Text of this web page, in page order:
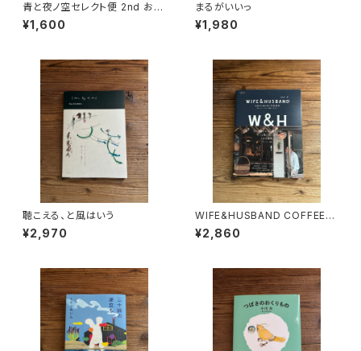
青と夜ノ空セレクト便 2nd おた
めし
¥1,600
まるがいいっ
¥1,980
聴こえる、と風はいう
¥2,970
WIFE&HUSBAND COFFEEと
いう生き方 店をつくり、コーヒ
ーを淹れ、笑い合う。
¥2,860